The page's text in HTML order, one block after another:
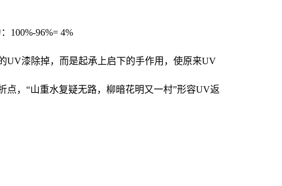
100%-96%= 4%
UV漆除掉，而是起承上启下的手作用，使原来UV
，“山重水复疑无路，柳暗花明又一村”形容UV返